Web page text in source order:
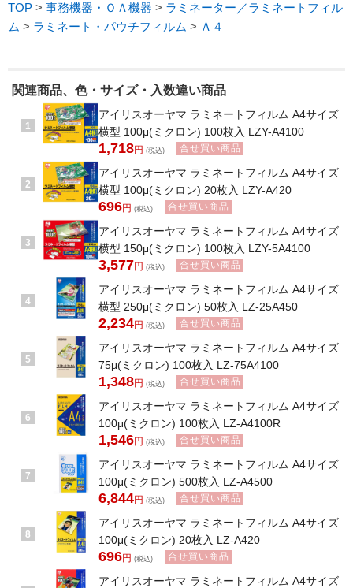
TOP > 事務機器・ＯＡ機器 > ラミネーター／ラミネートフィル
ム > ラミネート・パウチフィルム > Ａ４
関連商品、色・サイズ・入数違い商品
1
アイリスオーヤマ ラミネートフィルム A4サイズ
横型 100μ(ミクロン) 100枚入 LZY-A4100
1,718円 (税込) 合せ買い商品
2
アイリスオーヤマ ラミネートフィルム A4サイズ
横型 100μ(ミクロン) 20枚入 LZY-A420
696円 (税込) 合せ買い商品
3
アイリスオーヤマ ラミネートフィルム A4サイズ
横型 150μ(ミクロン) 100枚入 LZY-5A4100
3,577円 (税込) 合せ買い商品
4
アイリスオーヤマ ラミネートフィルム A4サイズ
横型 250μ(ミクロン) 50枚入 LZ-25A450
2,234円 (税込) 合せ買い商品
5
アイリスオーヤマ ラミネートフィルム A4サイズ
75μ(ミクロン) 100枚入 LZ-75A4100
1,348円 (税込) 合せ買い商品
6
アイリスオーヤマ ラミネートフィルム A4サイズ
100μ(ミクロン) 100枚入 LZ-A4100R
1,546円 (税込) 合せ買い商品
7
アイリスオーヤマ ラミネートフィルム A4サイズ
100μ(ミクロン) 500枚入 LZ-A4500
6,844円 (税込) 合せ買い商品
8
アイリスオーヤマ ラミネートフィルム A4サイズ
100μ(ミクロン) 20枚入 LZ-A420
696円 (税込) 合せ買い商品
アイリスオーヤマ ラミネートフィルム A4サイズ